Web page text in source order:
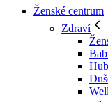
Ženské centrum
Zdraví